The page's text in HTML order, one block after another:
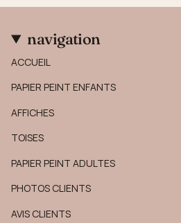
navigation
ACCUEIL
PAPIER PEINT ENFANTS
AFFICHES
TOISES
PAPIER PEINT ADULTES
PHOTOS CLIENTS
AVIS CLIENTS